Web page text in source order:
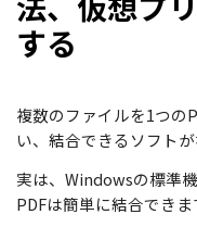
PDF 保護
PDF 閲覧
PDF 注釈
動画で学ぶ
システム要件
よくある質問
する
複数のファイルを1つの
い、結合できるソフト
実は、Windowsの標準
PDFは簡単に結合できま